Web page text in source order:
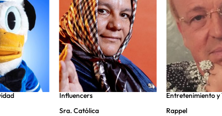
Influencers
Sra. Católica
Entretenimiento y
Rappel